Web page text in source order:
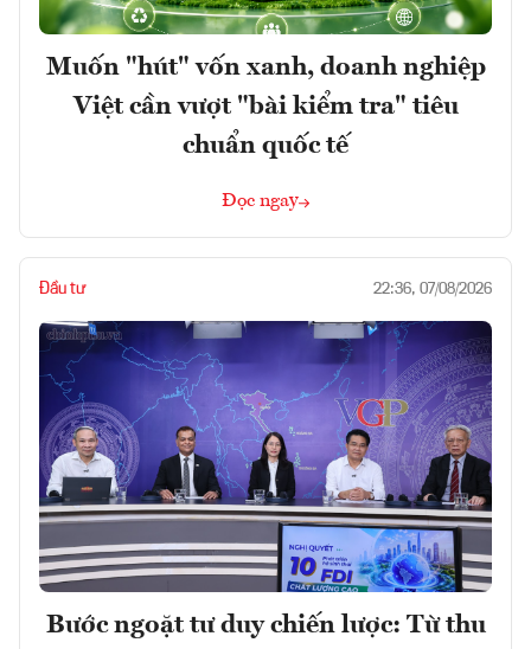
Muốn "hút" vốn xanh, doanh nghiệp
Việt cần vượt "bài kiểm tra" tiêu
chuẩn quốc tế
Đọc ngay
Đầu tư 22:36, 07/08/2026
Bước ngoặt tư duy chiến lược: Từ thu